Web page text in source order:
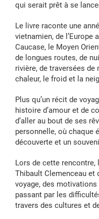
qui serait prêt à se
Le livre raconte une
vietnamien, de l’Europe
Caucase, le Moyen
de longues routes, de
rivière, de traversées
chaleur, le froid et la
Plus qu’un récit de
histoire d’amour et de
d’aller au bout de ses
personnelle, où chaque
découverte et un
Lors de cette rencontre,
Thibault Clemenceau
voyage, des
passant par les
travers des cultures et